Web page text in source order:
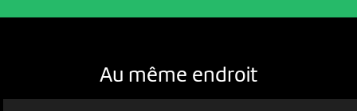
Au même endroit